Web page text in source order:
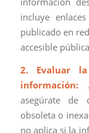
incluye
publicado en
accesible
2. Evaluar
información:
asegúrate de
obsoleta o
no aplica si la